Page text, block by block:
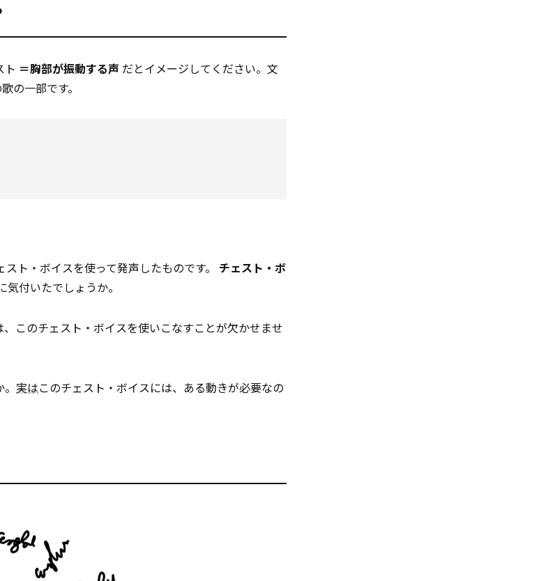
ト ＝胸部が振動する声 だとイメージしてください。文
の一部です。
ト・ボイスを使って発声したものです。
チェスト・ボ
気付いたでしょうか。
このチェスト・ボイスを使いこなすことが欠かせませ
実はこのチェスト・ボイスには、ある動きが必要なの